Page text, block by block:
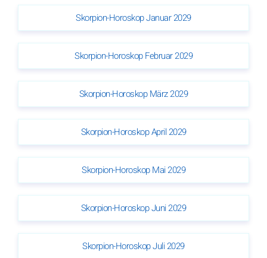
Skorpion-Horoskop Januar 2029
Skorpion-Horoskop Februar 2029
Skorpion-Horoskop März 2029
Skorpion-Horoskop April 2029
Skorpion-Horoskop Mai 2029
Skorpion-Horoskop Juni 2029
Skorpion-Horoskop Juli 2029